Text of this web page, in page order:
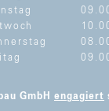
GmbH engagiert